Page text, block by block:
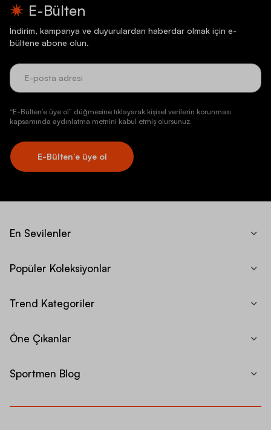
E-Bülten
İndirim, kampanya ve duyurulardan haberdar olmak için e-
bültene abone olun.
“E-Bülten’e üye ol” düğmesine tıklayarak kişisel verilerin korunması
kapsamında aydınlatma metnini kabul etmiş olursunuz.
E-Bülten’e üye ol
En Sevilenler
Popüler Koleksiyonlar
Trend Kategoriler
Öne Çıkanlar
Sportmen Blog